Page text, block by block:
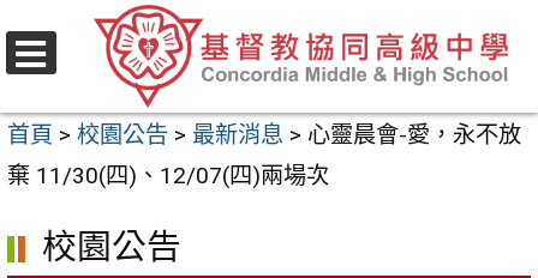
至
要
內
區
首頁 > 校園公告 > 最新消息 > 心靈晨會-愛，永不放
棄 11/30(四)、12/07(四)兩場次
校園公告
選
單